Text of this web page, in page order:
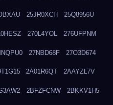
25JR0XCH 25Q8956U
270L4YOL 276UFPNM
27NBD68F 27O3D674
2A01R6QT 2AAYZL7V
2BFZFCNW 2BKKV1H5